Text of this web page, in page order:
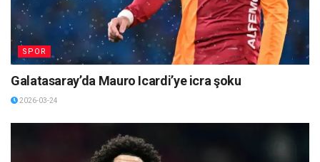
SPOR
Galatasaray’da Mauro Icardi’ye icra şoku
2026-03-24